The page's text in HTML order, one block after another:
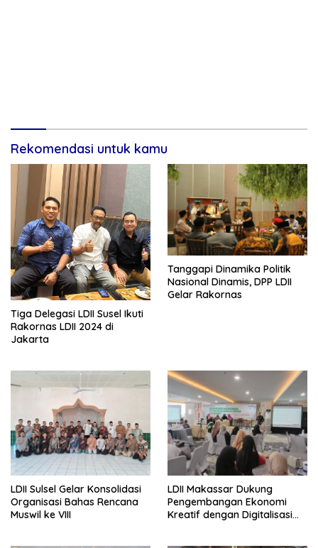
Rekomendasi untuk kamu
Tiga Delegasi LDII Susel Ikuti
Rakornas LDII 2024 di
Jakarta
Tanggapi Dinamika Politik
Nasional Dinamis, DPP LDII
Gelar Rakornas
LDII Sulsel Gelar Konsolidasi
Organisasi Bahas Rencana
Muswil ke VIII
LDII Makassar Dukung
Pengembangan Ekonomi
Kreatif dengan Digitalisasi